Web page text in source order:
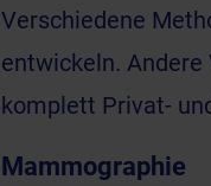
Verschiedene
entwickeln.
komplett Privat-
Mammographie